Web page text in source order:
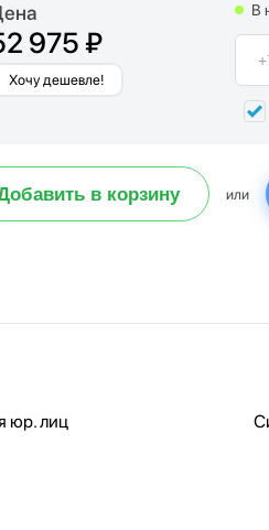
975 ₽
Хочу дешевле!
В
в корзину или
юр. лиц